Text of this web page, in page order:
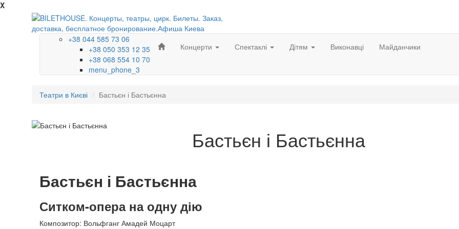
X
+38 044 585 73 06
+38 050 353 12 35
+38 068 554 10 70
menu_phone_3
Концерти Спектаклі Дітям Виконавці Майданчики
Театри в Києві Бастьєн і Бастьєнна
Бастьєн і Бастьєнна
Бастьєн і Бастьєнна
Ситком-опера на одну дію
Композитор: Вольфганг Амадей Моцарт